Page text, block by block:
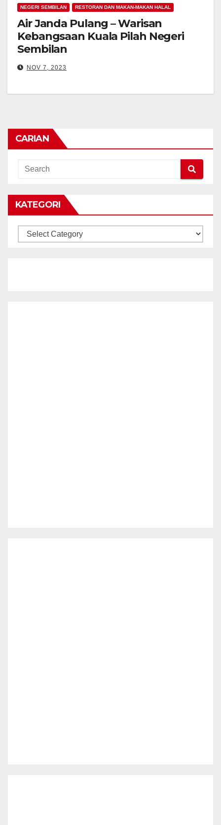
NEGERI SEMBILAN RESTORAN DAN MAKAN-MAKAN HALAL
Air Janda Pulang – Warisan
Kebangsaan Kuala Pilah Negeri
Sembilan
NOV 7, 2023
CARIAN
KATEGORI
KATEGORI